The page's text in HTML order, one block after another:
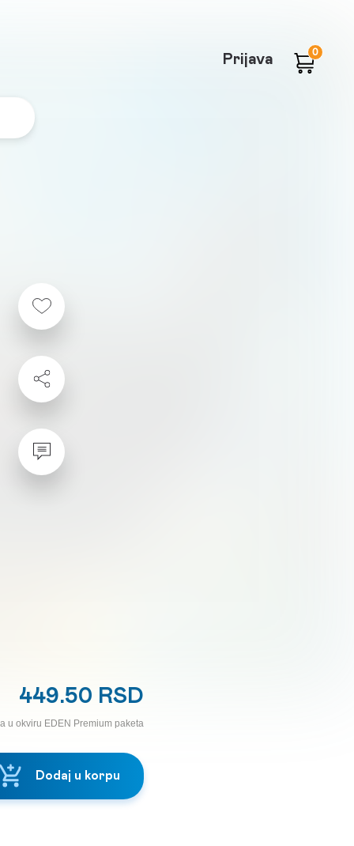
Prijava 0
449.50 RSD
u okviru EDEN Premium paketa
Dodaj u korpu